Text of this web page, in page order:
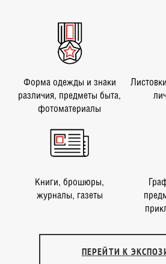
Форма одежды и знаки
различия, предметы быта,
фотоматериалы
Книги, брошюры,
журналы, газеты
ПЕРЕЙТИ К